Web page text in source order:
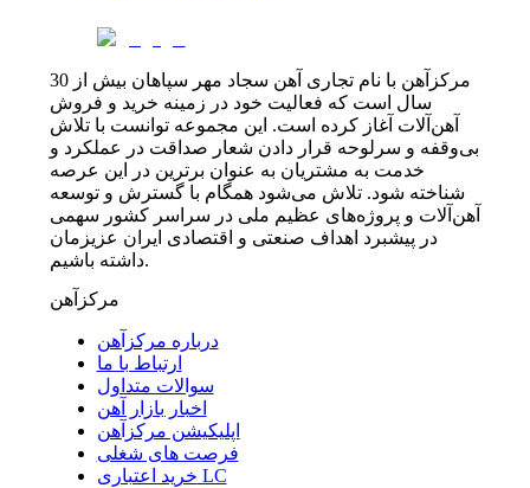
مرکزآهن با نام تجاری آهن سجاد مهر سپاهان بیش از 30
سال است که فعالیت خود در زمینه خرید و فروش
آهن‌آلات آغاز کرده است. این مجموعه توانست با تلاش
بی‌وقفه و سرلوحه قرار دادن شعار صداقت در عملکرد و
خدمت به مشتریان به عنوان برترین در این عرصه
شناخته شود. تلاش می‌شود همگام با گسترش و توسعه
آهن‌آلات و پروژه‌های عظیم ملی در سراسر کشور سهمی
در پیشبرد اهداف صنعتی و اقتصادی ایران عزیزمان
داشته باشیم.
مرکزآهن
درباره مرکزآهن
ارتباط با ما
سوالات متداول
اخبار بازار آهن
اپلیکیشن مرکزآهن
فرصت های شغلی
خرید اعتباری LC